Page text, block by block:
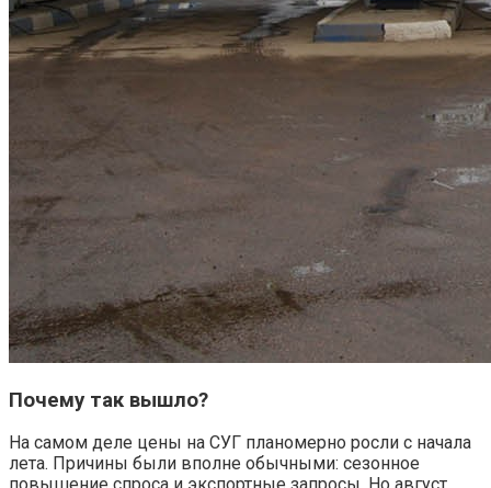
Почему так вышло?
На самом деле цены на СУГ планомерно росли с начала
лета. Причины были вполне обычными: сезонное